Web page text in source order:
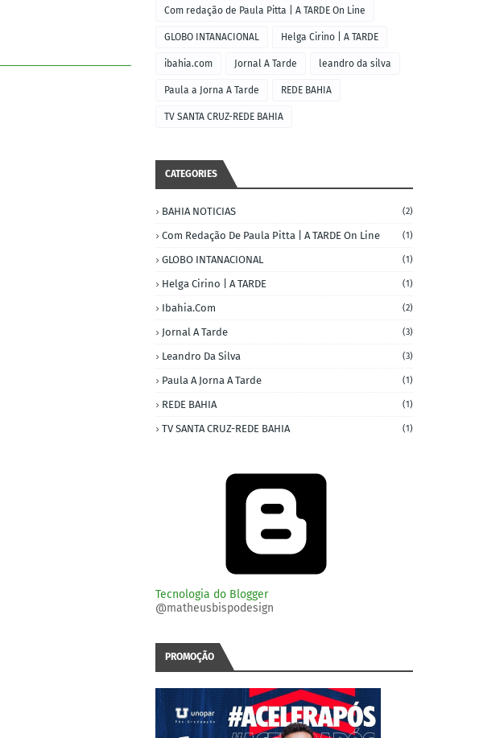
Com redação de Paula Pitta | A TARDE On Line
GLOBO INTANACIONAL Helga Cirino | A TARDE
ibahia.com Jornal A Tarde leandro da silva
Paula a Jorna A Tarde REDE BAHIA
TV SANTA CRUZ-REDE BAHIA
CATEGORIES
BAHIA NOTICIAS (2)
Com Redação De Paula Pitta | A TARDE On Line (1)
GLOBO INTANACIONAL (1)
Helga Cirino | A TARDE (1)
Ibahia.com (2)
Jornal A Tarde (3)
Leandro Da Silva (3)
Paula A Jorna A Tarde (1)
REDE BAHIA (1)
TV SANTA CRUZ-REDE BAHIA (1)
Tecnologia do Blogger
@matheusbispodesign
PROMOÇÃO